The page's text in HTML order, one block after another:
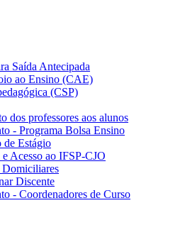
Saída Antecipada
ao Ensino (CAE)
(CSP)
dos professores aos alunos
- Programa Bolsa Ensino
de Estágio
Acesso ao IFSP-CJO
Domiciliares
Discente
- Coordenadores de Curso